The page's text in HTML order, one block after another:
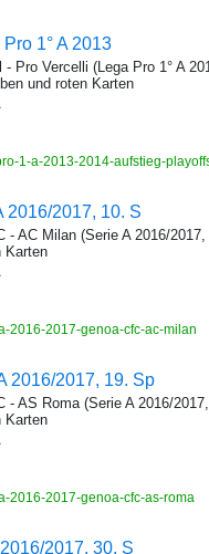
1° A 2013
Pro Vercelli (Lega Pro 1° A
und roten Karten
1-a-2013-2014-aufstieg-
2016/2017, 10. S
AC Milan (Serie A 2016/
Karten
2016-2017-genoa-cfc-ac-milan
2016/2017, 19. Sp
AS Roma (Serie A 2016/
Karten
2016-2017-genoa-cfc-as-roma
2017, 30. S